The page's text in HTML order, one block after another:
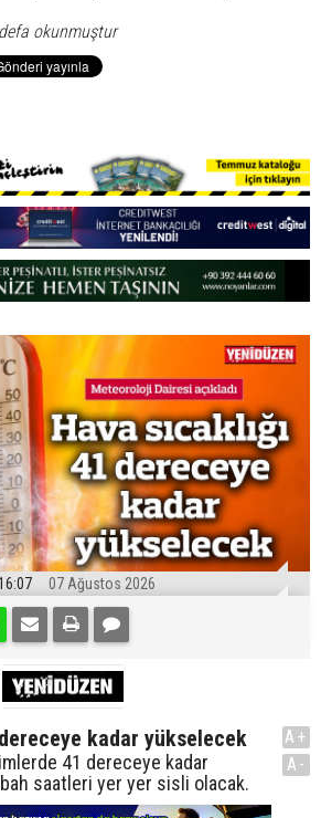
okunmuştur
07 Ağustos 2026
dereceye kadar yükselecek
41 dereceye kadar
saatleri yer yer sisli olacak.
A+
A-